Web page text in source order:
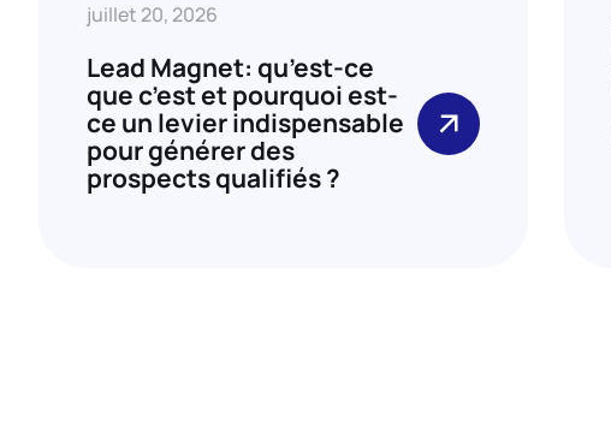
juillet 20, 2026
Lead Magnet: qu’est-ce
que c’est et pourquoi est-
ce un levier indispensable
pour générer des
prospects qualifiés ?